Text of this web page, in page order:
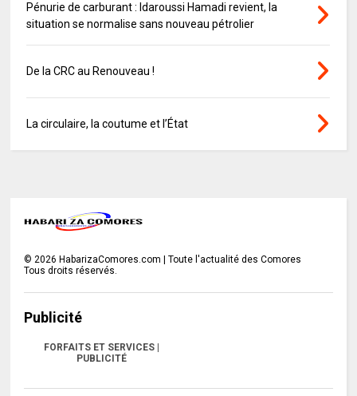
Pénurie de carburant : Idaroussi Hamadi revient, la
situation se normalise sans nouveau pétrolier
De la CRC au Renouveau !
La circulaire, la coutume et l’État
©2026 HabarizaComores.com | Toute l'actualité des Comores
Tous droits réservés.
Publicité
FORFAITS ET SERVICES |
PUBLICITÉ